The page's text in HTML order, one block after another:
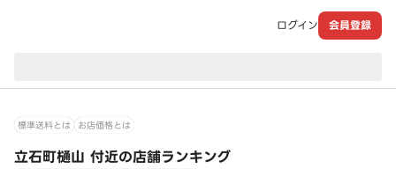
ログイン 会員登録
標準送料とは お店価格とは
立石町樋山 付近の店舗ランキング